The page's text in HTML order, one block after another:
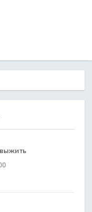
выжить